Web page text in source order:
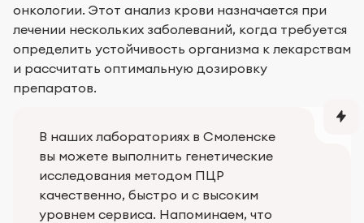
онкологии. Этот анализ крови назначается при
лечении нескольких заболеваний, когда требуется
определить устойчивость организма к лекарствам
и рассчитать оптимальную дозировку
препаратов.
В наших лабораториях в Смоленске
вы можете выполнить генетические
исследования методом ПЦР
качественно, быстро и с высоким
уровнем сервиса. Напоминаем, что